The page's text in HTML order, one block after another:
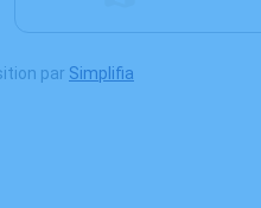
par Simplifia